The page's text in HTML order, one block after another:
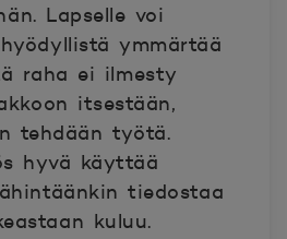
Lapselle voi
ymmärtää
raha ei ilmesty
itsestään,
tehdään työtä.
hyvä käyttää
tiedostaa
kuluu.